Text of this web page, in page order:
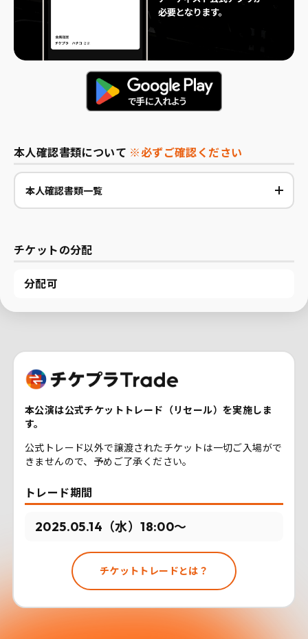
本人確認書類について ※必ずご確認ください
本人確認書類一覧
チケットの分配
分配可
本公演は公式チケットトレード（リセール）を実施しま
す。
公式トレード以外で譲渡されたチケットは一切ご入場がで
きませんので、予めご了承ください。
トレード期間
2025.05.14（水）18:00〜
チケットトレードとは？